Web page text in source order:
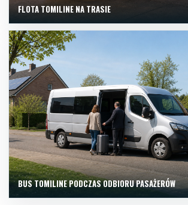
FLOTA TOMILINE NA TRASIE
BUS TOMILINE PODCZAS ODBIORU PASAŻERÓW